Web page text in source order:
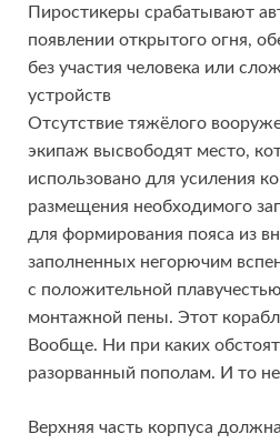
Пиростикеры срабатывают
появлении открытого огня,
без участия человека или
устройств
Отсутствие тяжёлого
экипаж высвободят место,
использовано для усиления
размещения необходимого
для формирования пояса из
заполненных негорючим
с положительной
монтажной пены. Этот
Вообще. Ни при каких
разорванный пополам. И то
Верхняя часть корпуса